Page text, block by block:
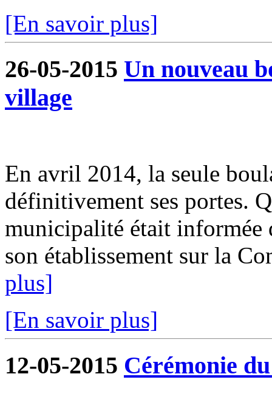
[En savoir plus]
26-05-2015 Un nouveau
village
En avril 2014, la seule
définitivement ses portes.
municipalité était informée
son établissement sur la
plus]
[En savoir plus]
12-05-2015 Cérémonie